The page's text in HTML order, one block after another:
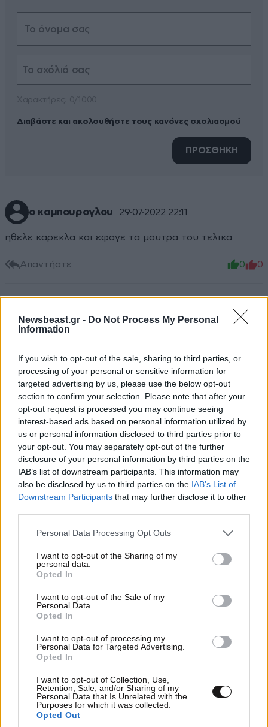
Newsbeast.gr - Do Not Process My Personal
Information
If you wish to opt-out of the sale, sharing to third parties, or
processing of your personal or sensitive information for
targeted advertising by us, please use the below opt-out
section to confirm your selection. Please note that after your
opt-out request is processed you may continue seeing
interest-based ads based on personal information utilized by
us or personal information disclosed to third parties prior to
your opt-out. You may separately opt-out of the further
disclosure of your personal information by third parties on the
IAB’s list of downstream participants. This information may
also be disclosed by us to third parties on the IAB’s List of
Downstream Participants that may further disclose it to other
Please note that this website/app uses one or more Google
not limited to your visit or usage behaviour. You may click to
grant or deny consent to Google and its third-party tags to
use your data for below specified purposes in below Google
consent section.
Personal Data Processing Opt Outs
I want to opt-out of the Sharing of my
personal data.
Opted In
I want to opt-out of the Sale of my
Personal Data.
Opted In
I want to opt-out of processing my
Personal Data for Targeted Advertising.
Opted In
I want to opt-out of Collection, Use,
Retention, Sale, and/or Sharing of my
Personal Data that Is Unrelated with the
Purposes for which it was collected.
Opted Out
Διαβάστε και ακολουθήστε τους κανόνες σχολιασμού
ΠΡΟΣΘΗΚΗ
ο καμπουρογλου 29·07·2022 22:11
ηθελε καρεκλα και εφαγε τα μουτρα του τελικα
Απαντήστε 0 0
παπάς εδώ 29·07·2022 13:31
Απαντήστε
ΤΙΜΗ ΚΑΙ ΔΟΞΑ
που τα βαλαν με το τέρας της διαφθοράς της ΝΔ και
του ΠΑΣΟΚ, των κομμάτων που μας ΧΡΕΩΚΟΠΗΣΑΝ
το 2010
Απαντήστε
ΠΕΡΙΣΣΟΤΕΡΑ ΣΧΟΛΙΑ
TRENDING